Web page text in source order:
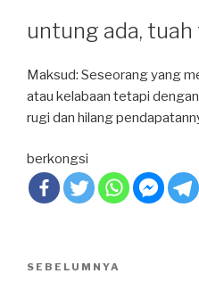
untung ada,
Maksud: Seseorang yang
atau kelabaan tetapi
rugi dan hilang
berkongsi
Post
Previous
SEBELUMNYA